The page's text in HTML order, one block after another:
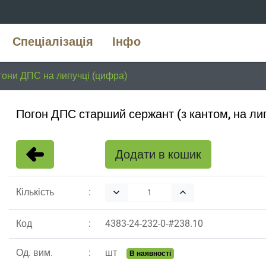
Спеціалізація Інфо
ДПС на липучці (цифра)
Погон ДПС старший сержант (з кантом, на
Додати в кошик
Кількість keyboard_arrow_down keyboard_arrow_up
Код 4383-24-232-0-#238.10
Од. вим. шт В наявності